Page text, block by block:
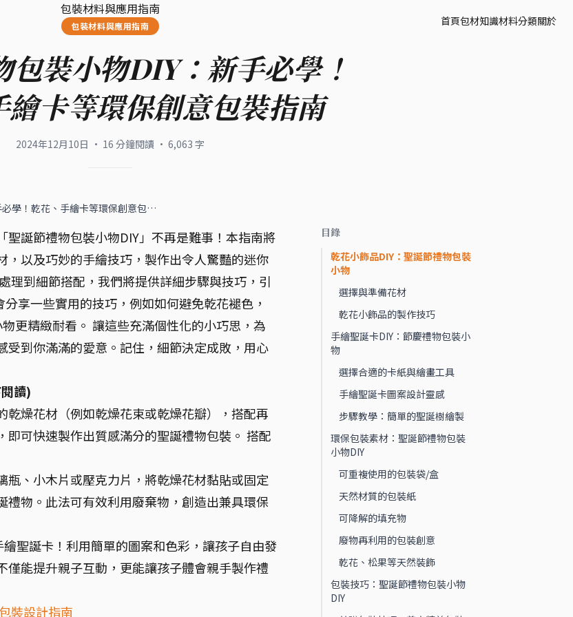
首頁包材知識材料分類關於
包裝材料與應用指南
包裝材料與應用指南
包裝小物DIY：新手必學！
繪卡等環保創意包裝指南
2024年12月10日 · 16 分鐘閱讀 · 6,063 字
學！乾花、手繪卡等環保創意包…
誕節禮物包裝小物DIY」不再是難事！本指南將
以及巧妙的手繪技巧，製作出令人驚豔的迷你
理到細節搭配，我們將提供詳細步驟與技巧，引
享一些實用的技巧，例如如何避免乾花褪色，
更精緻耐看。 讓這些充滿個性化的小巧思，為
到你滿滿的愛意。記住，細節決定成敗，用心
讀)
乾燥花材（例如乾燥花束或乾燥花瓣），搭配再
可快速製作出質感滿分的聖誕禮物包裝。 搭配
瓶、小木片或壓克力片，將乾燥花材黏貼或固定
物。此法可有效利用廢棄物，創造出兼具環保
聖誕卡！利用簡單的圖案和色彩，讓孩子自由發
能提升親子互動，更能讓孩子體會親手製作禮
裝設計指南
目錄
乾花小飾品DIY：聖誕節禮物包裝
小物
選擇與準備花材
乾花小飾品的製作技巧
手繪聖誕卡DIY：節慶禮物包裝小
物
選擇合適的卡紙與繪畫工具
手繪聖誕卡圖案設計靈感
步驟教學：簡單的聖誕樹繪製
環保包裝素材：聖誕節禮物包裝
小物DIY
可重複使用的包裝袋/盒
天然材質的包裝紙
可降解的填充物
廢物再利用的包裝創意
乾花、松果等天然裝飾
包裝技巧：聖誕節禮物包裝小物
DIY